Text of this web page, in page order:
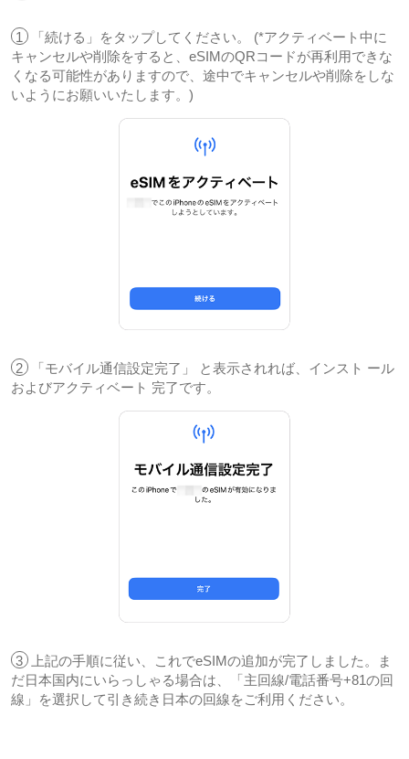
1
「続ける」をタップしてください。 (*アクティベート中に
キャンセルや削除をすると、eSIMのQRコードが再利用できな
くなる可能性がありますので、途中でキャンセルや削除をしな
いようにお願いいたします。)
2
「モバイル通信設定完了」 と表示されれば、インスト ール
およびアクティベート 完了です。
3
上記の手順に従い、これでeSIMの追加が完了しました。ま
だ日本国内にいらっしゃる場合は、「主回線/電話番号+81の回
線」を選択して引き続き日本の回線をご利用ください。